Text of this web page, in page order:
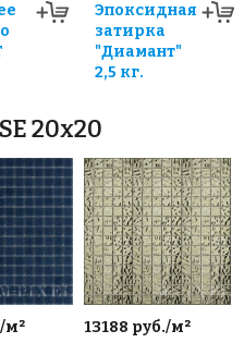
Эпоксидная
затирка
"Диамант"
2,5 кг.
20x20
м²
13188 руб./м²